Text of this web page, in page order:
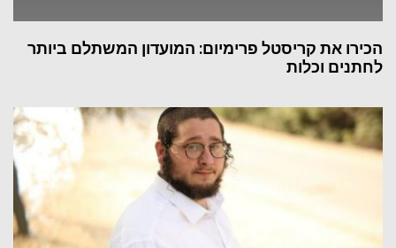
הכירו את קריסטל פרימיום: המועדון המשתלם ביותר
לחתנים וכלות